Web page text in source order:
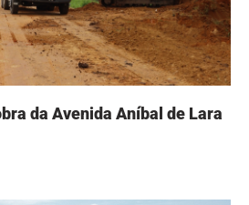
da Avenida Aníbal de Lara